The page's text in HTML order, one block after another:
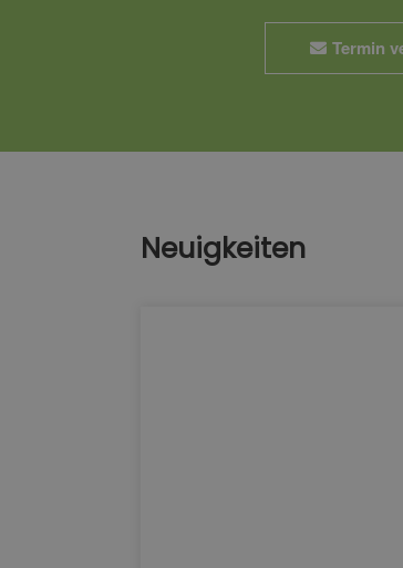
Termin
Neuigkeiten